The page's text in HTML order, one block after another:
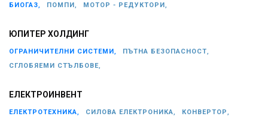
БИОГАЗ, ПОМПИ, МОТОР - РЕДУКТОРИ,
ЮПИТЕР ХОЛДИНГ
ОГРАНИЧИТЕЛНИ СИСТЕМИ,
ПЪТНА БЕЗОПАСНОСТ,
СГЛОБЯЕМИ СТЪЛБОВЕ,
ЕЛЕКТРОИНВЕНТ
ЕЛЕКТРОТЕХНИКА, СИЛОВА ЕЛЕКТРОНИКА, КОНВЕРТОР,